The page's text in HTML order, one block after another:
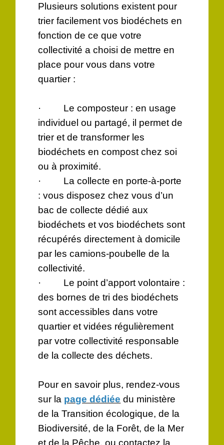
Plusieurs solutions existent pour
trier facilement vos biodéchets en
fonction de ce que votre
collectivité a choisi de mettre en
place pour vous dans votre
quartier :
· Le composteur : en usage
individuel ou partagé, il permet de
trier et de transformer les
biodéchets en compost chez soi
ou à proximité.
· La collecte en porte-à-porte
: vous disposez chez vous d’un
bac de collecte dédié aux
biodéchets et vos biodéchets sont
récupérés directement à domicile
par les camions-poubelle de la
collectivité.
· Le point d’apport volontaire :
des bornes de tri des biodéchets
sont accessibles dans votre
quartier et vidées régulièrement
par votre collectivité responsable
de la collecte des déchets.
Pour en savoir plus, rendez-vous
sur la page dédiée du ministère
de la Transition écologique, de la
Biodiversité, de la Forêt, de la Mer
et de la Pêche, ou contactez la